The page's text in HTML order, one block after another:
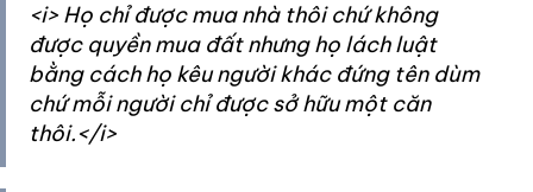
<i> Họ chỉ được mua nhà thôi chứ không
được quyền mua đất nhưng họ lách luật
bằng cách họ kêu người khác đứng tên dùm
chứ mỗi người chỉ được sở hữu một căn
thôi.</i>